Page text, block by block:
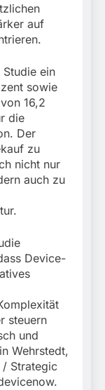
auf
ein
sowie
16,2
die
Der
zu
nicht nur
auch zu
Device-
steuern
und
Wehrstedt,
Strategic